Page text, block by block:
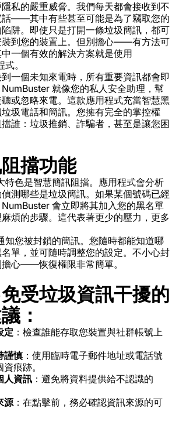
私的嚴重威脅。我們每天都會接收到不
話——其中有些甚至可能是為了竊取您的
阱。即使只是打開一條垃圾簡訊，都可
裝到您的裝置上。但別擔心——有方法可
一個有效的解決方案就是使用
。
一個未知來電時，所有重要資訊都會即
就像您的私人安全助理，幫
或忽略來電。這款應用程式充當智慧黑
圾電話和簡訊。您擁有完全的掌控權
誰：垃圾推銷、詐騙者，甚至是讓您困
擋功能
特色是智慧簡訊阻擋。應用程式會分析
測哪些是垃圾簡訊。如果某個號碼已經
會立即將其加入您的黑名單
煩的步驟。這代表著更少的壓力，更多
知您被封鎖的簡訊。您隨時都能知道哪
單，並可隨時調整您的設定。不小心封
心——恢復權限非常簡單。
受垃圾資訊干擾的
：
定 ：檢查誰能存取您裝置與社群帳號上
謹慎 ：使用臨時電子郵件地址或電話號
痕跡。
人資訊 ：避免將資料提供給不認識的
源：在點擊前，務必確認資訊來源的可